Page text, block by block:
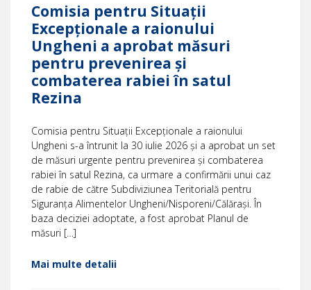
Comisia pentru Situații
Excepționale a raionului
Ungheni a aprobat măsuri
pentru prevenirea și
combaterea rabiei în satul
Rezina
Comisia pentru Situații Excepționale a raionului
Ungheni s-a întrunit la 30 iulie 2026 și a aprobat un set
de măsuri urgente pentru prevenirea și combaterea
rabiei în satul Rezina, ca urmare a confirmării unui caz
de rabie de către Subdiviziunea Teritorială pentru
Siguranța Alimentelor Ungheni/Nisporeni/Călărași. În
baza deciziei adoptate, a fost aprobat Planul de
măsuri […]
Mai multe detalii